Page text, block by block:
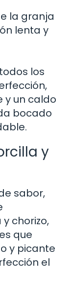
la granja
lenta y
los
y un caldo
bocado
y
sabor,
chorizo,
que
y picante
el